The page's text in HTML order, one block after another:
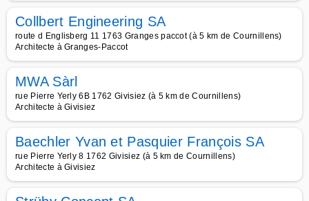
Collbert Engineering SA
route d Englisberg 11 1763 Granges paccot (à 5 km de Cournillens)
Architecte à Granges-Paccot
MWA Sàrl
rue Pierre Yerly 6B 1762 Givisiez (à 5 km de Cournillens)
Architecte à Givisiez
Baechler Yvan et Pasquier François SA
rue Pierre Yerly 8 1762 Givisiez (à 5 km de Cournillens)
Architecte à Givisiez